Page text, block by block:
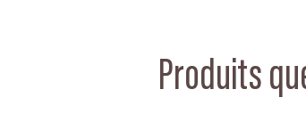
Produits